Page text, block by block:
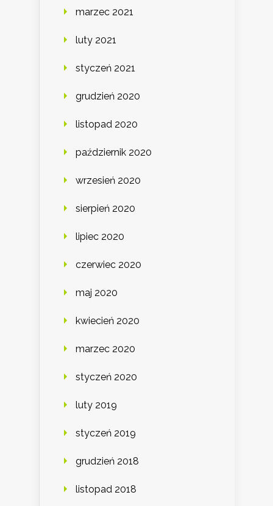
marzec 2021
luty 2021
styczeń 2021
grudzień 2020
listopad 2020
październik 2020
wrzesień 2020
sierpień 2020
lipiec 2020
czerwiec 2020
maj 2020
kwiecień 2020
marzec 2020
styczeń 2020
luty 2019
styczeń 2019
grudzień 2018
listopad 2018